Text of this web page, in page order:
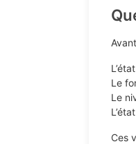
Le
Le
Ces